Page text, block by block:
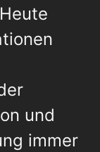
und
immer